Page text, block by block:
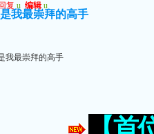
回复 u 编辑 u
我最崇拜的高手
我最崇拜的高手
【